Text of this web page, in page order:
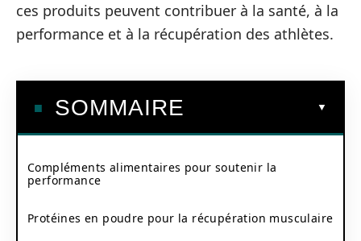
ces produits peuvent contribuer à la santé, à la
performance et à la récupération des athlètes.
SOMMAIRE
Compléments alimentaires pour soutenir la
performance
Protéines en poudre pour la récupération musculaire